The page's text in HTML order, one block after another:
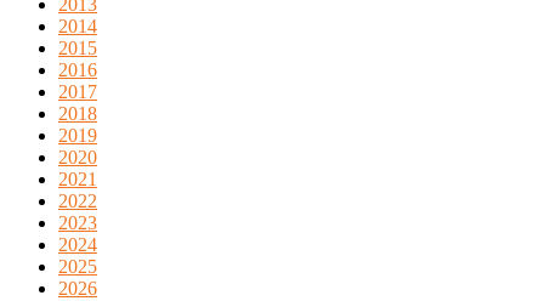
2013
2014
2015
2016
2017
2018
2019
2020
2021
2022
2023
2024
2025
2026